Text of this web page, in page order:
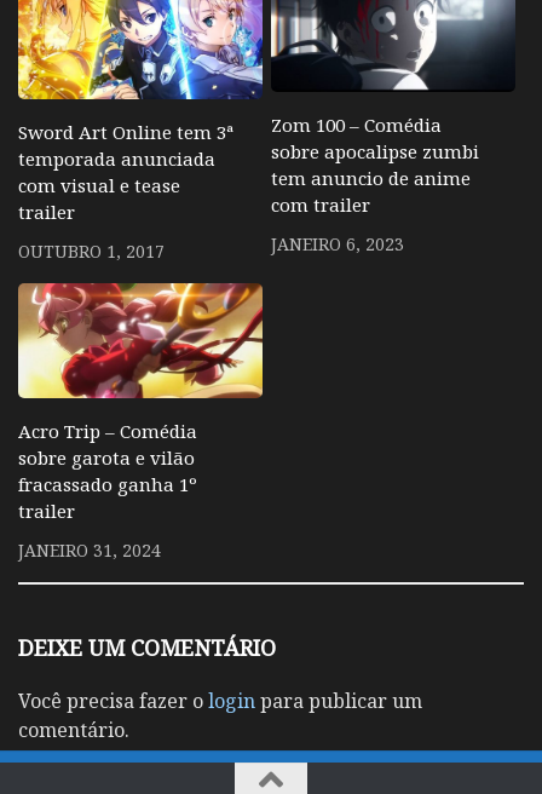
Sword Art Online tem 3ª
temporada anunciada
com visual e tease
trailer
OUTUBRO 1, 2017
Zom 100 – Comédia
sobre apocalipse zumbi
tem anuncio de anime
com trailer
JANEIRO 6, 2023
Acro Trip – Comédia
sobre garota e vilão
fracassado ganha 1º
trailer
JANEIRO 31, 2024
DEIXE UM COMENTÁRIO
Você precisa fazer ologinpara publicar um
comentário.